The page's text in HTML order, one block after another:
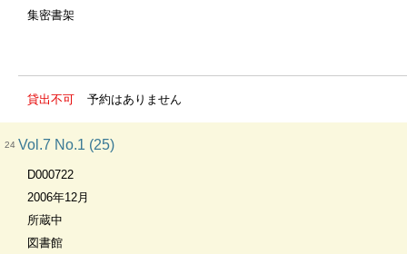
集密書架
貸出不可 予約はありません
24 Vol.7 No.1 (25)
D000722
2006年12月
所蔵中
図書館